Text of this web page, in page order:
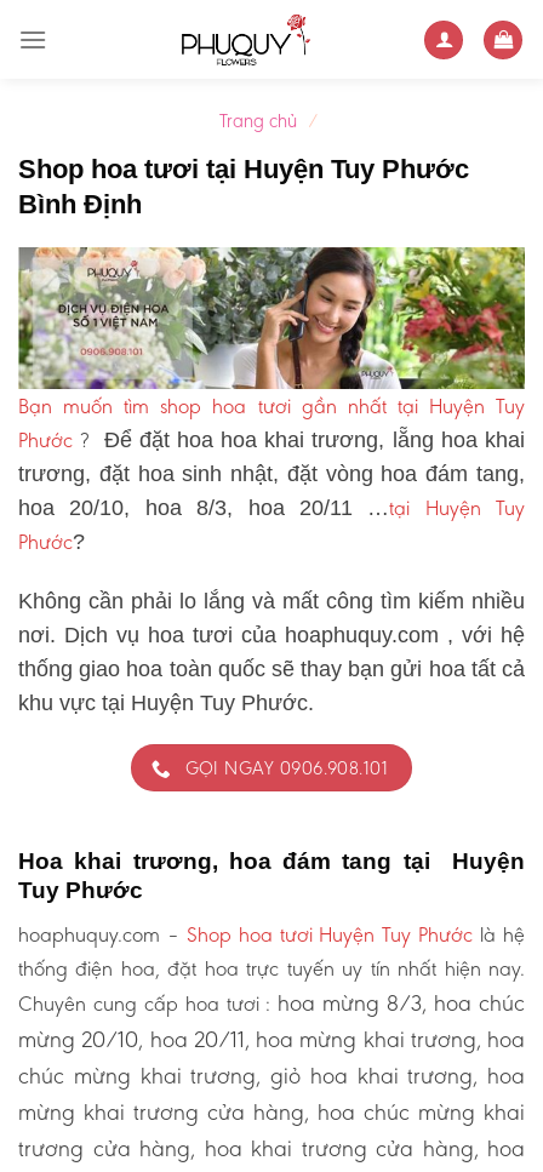
Trang chủ /
Shop hoa tươi tại Huyện Tuy Phước
Bình Định
Bạn muốn tìm shop hoa tươi gần nhất tại Huyện Tuy
Phước ? Để đặt hoa hoa khai trương, lẵng hoa khai
trương, đặt hoa sinh nhật, đặt vòng hoa đám tang,
hoa 20/10, hoa 8/3, hoa 20/11 …tại Huyện Tuy
Phước?
Không cần phải lo lắng và mất công tìm kiếm nhiều
nơi. Dịch vụ hoa tươi của hoaphuquy.com , với hệ
thống giao hoa toàn quốc sẽ thay bạn gửi hoa tất cả
khu vực tại Huyện Tuy Phước.
GỌI NGAY 0906.908.101
Hoa khai trương, hoa đám tang tại Huyện
Tuy Phước
hoaphuquy.com – Shop hoa tươi Huyện Tuy Phước là hệ
thống điện hoa, đặt hoa trực tuyến uy tín nhất hiện nay.
Chuyên cung cấp hoa tươi : hoa mừng 8/3, hoa chúc
mừng 20/10, hoa 20/11, hoa mừng khai trương, hoa
chúc mừng khai trương, giỏ hoa khai trương, hoa
mừng khai trương cửa hàng, hoa chúc mừng khai
trương cửa hàng, hoa khai trương cửa hàng, hoa